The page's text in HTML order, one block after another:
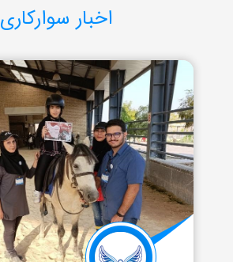
اخبار سوارکاری